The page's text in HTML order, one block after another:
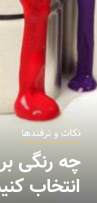
نکات و ترفندها
چه رنگی
انتخاب